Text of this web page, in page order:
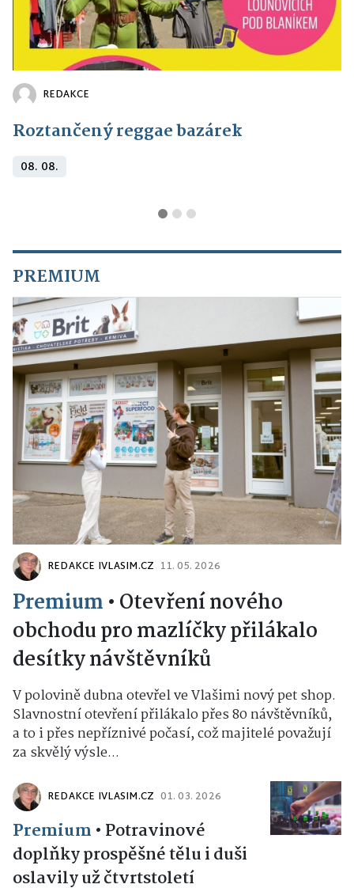
REDAKCE
Roztančený reggae bazárek
08. 08.
PREMIUM
REDAKCE IVLASIM.CZ 11. 05. 2026
Premium • Otevření nového
obchodu pro mazlíčky přilákalo
desítky návštěvníků
V polovině dubna otevřel ve Vlašimi nový pet shop.
Slavnostní otevření přilákalo přes 80 návštěvníků,
a to i přes nepříznivé počasí, což majitelé považují
za skvělý výsle...
REDAKCE IVLASIM.CZ 01. 03. 2026
Premium • Potravinové
doplňky prospěšné tělu i duši
oslavily už čtvrtstoletí